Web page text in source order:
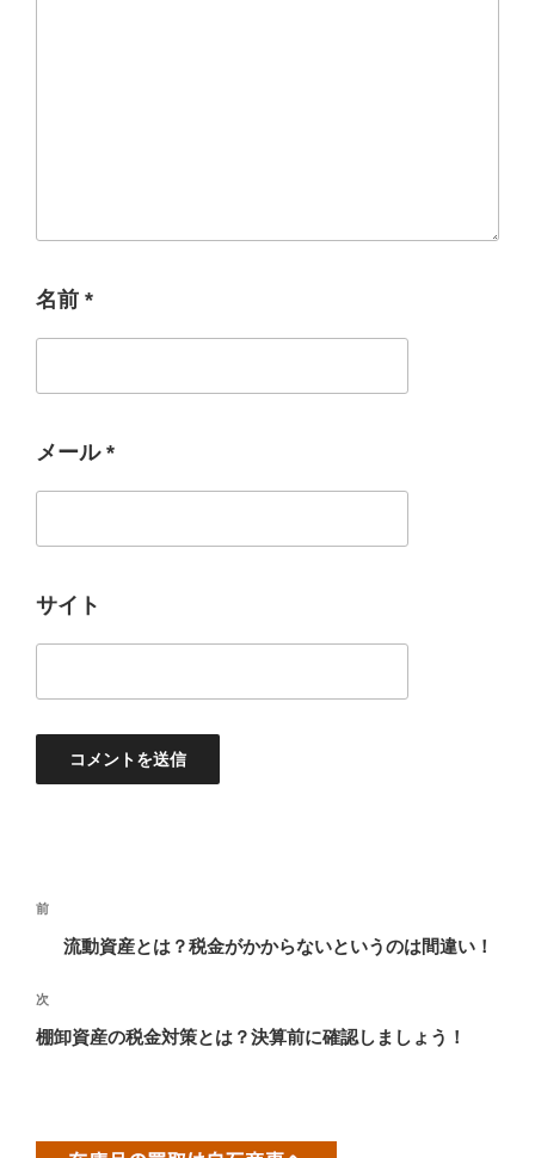
名前 *
メール *
サイト
稿
ナ
ゲ
過
投
稿
前
流動資産とは？税金がかからないというのは間違い！
次
の
次
棚卸資産の税金対策とは？決算前に確認しましょう！